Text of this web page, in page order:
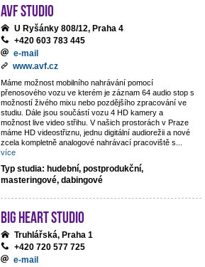
AVF STUDIO
U Ryšánky 808/12, Praha 4
+420 603 783 445
e-mail
www.avf.cz
Máme možnost mobilního nahrávání pomocí
přenosového vozu ve kterém je záznam 64 audio stop s
možností živého mixu nebo pozdějšího zpracování ve
studiu. Dále jsou součástí vozu 4 HD kamery a
možnost live video střihu. V našich prostorách v Praze
máme HD videostřiznu, jednu digitální audiorežii a nové
zcela kompletně analogové nahrávací pracoviště s
více
Typ studia: hudební, postprodukční,
masteringové, dabingové
Big Heart Studio
Truhlářská, Praha 1
+420 720 577 725
e-mail